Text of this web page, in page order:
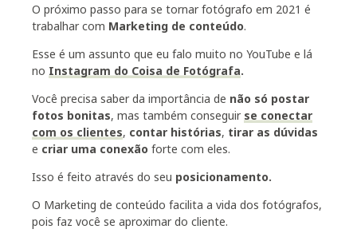
O próximo passo para se tornar fotógrafo em 2021 é
trabalhar com Marketing de conteúdo.
Esse é um assunto que eu falo muito no YouTube e lá
no Instagram do Coisa de Fotógrafa.
Você precisa saber da importância de não só postar
fotos bonitas, mas também conseguir se conectar
com os clientes, contar histórias, tirar as dúvidas
e criar uma conexão forte com eles.
Isso é feito através do seu posicionamento.
O Marketing de conteúdo facilita a vida dos fotógrafos,
pois faz você se aproximar do cliente.